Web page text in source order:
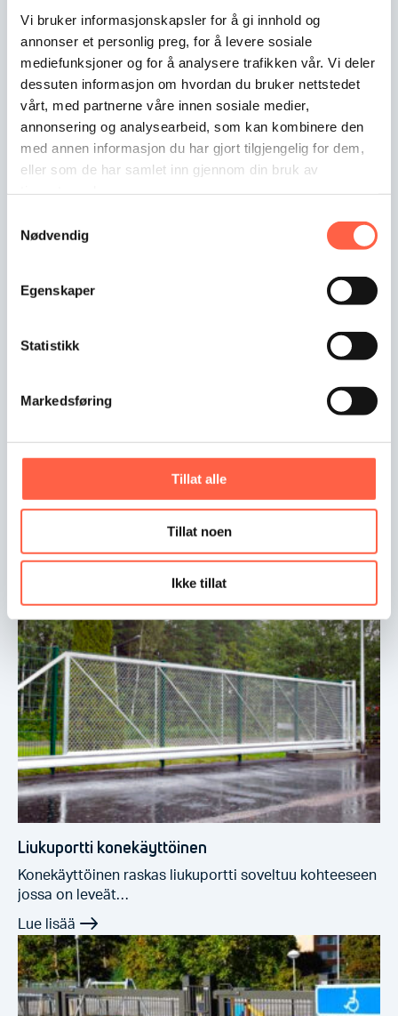
Vi bruker informasjonskapsler for å gi innhold og
annonser et personlig preg, for å levere sosiale
mediefunksjoner og for å analysere trafikken vår. Vi deler
dessuten informasjon om hvordan du bruker nettstedet
vårt, med partnerne våre innen sosiale medier,
annonsering og analysearbeid, som kan kombinere den
med annen informasjon du har gjort tilgjengelig for dem,
eller som de har samlet inn gjennom din bruk av
Nødvendig
Egenskaper
Statistikk
Markedsføring
Tillat alle
Tillat noen
Ikke tillat
Saranaportti verkkoaitaan
Käyntiportti verkkoaitaan
Käyntiportti verkkoaitaan
Liukuportti konekäyttöinen
Konekäyttöinen raskas liukuportti soveltuu kohteeseen
jossa on leveät…